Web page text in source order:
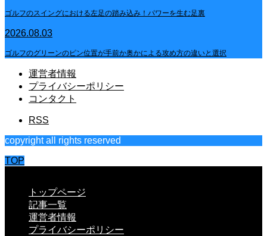
ゴルフのスイングにおける左足の踏み込み！パワーを生む足裏
2026.08.03
ゴルフのグリーンのピン位置が手前か奥かによる攻め方の違いと選択
運営者情報
プライバシーポリシー
コンタクト
RSS
copyright all rights reserved
TOP
トップページ
記事一覧
運営者情報
プライバシーポリシー